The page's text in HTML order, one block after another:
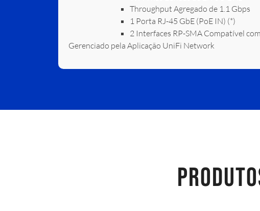
Throughput Agregado de 1.1 Gbps
1 Porta RJ-45 GbE (PoE IN) (*)
2 Interfaces RP-SMA Compatível
Gerenciado pela Aplicação UniFi Network